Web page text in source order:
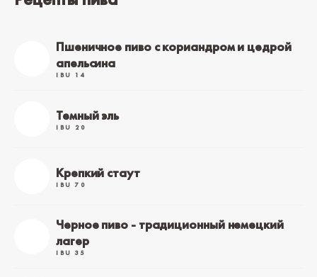
Пшеничное пиво с кориандром и цедрой
апельсина
IBU 14
Темный эль
IBU 20
Крепкий стаут
IBU 70
Черное пиво - традиционный немецкий
лагер
IBU 35